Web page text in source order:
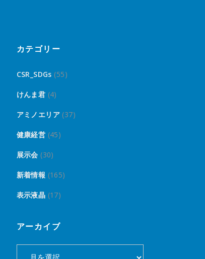
カテゴリー
CSR_SDGs (55)
けんま君 (4)
アミノエリア (37)
健康経営 (45)
展示会 (30)
新着情報 (165)
表示液晶 (17)
アーカイブ